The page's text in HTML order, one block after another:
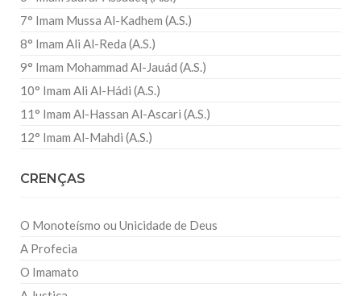
7° Imam Mussa Al-Kadhem (A.S.)
8° Imam Ali Al-Reda (A.S.)
9° Imam Mohammad Al-Jauád (A.S.)
10° Imam Ali Al-Hádi (A.S.)
11° Imam Al-Hassan Al-Ascari (A.S.)
12° Imam Al-Mahdi (A.S.)
CRENÇAS
O Monoteísmo ou Unicidade de Deus
A Profecia
O Imamato